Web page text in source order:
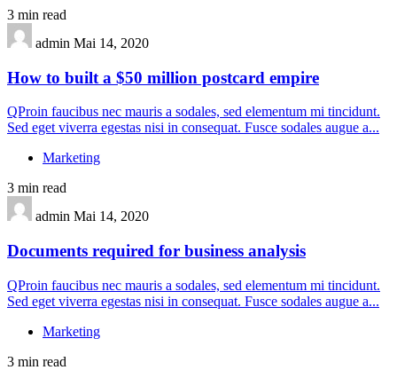
3 min read
admin Mai 14, 2020
How to built a $50 million postcard empire
QProin faucibus nec mauris a sodales, sed elementum mi tincidunt.
Sed eget viverra egestas nisi in consequat. Fusce sodales augue a...
Marketing
3 min read
admin Mai 14, 2020
Documents required for business analysis
QProin faucibus nec mauris a sodales, sed elementum mi tincidunt.
Sed eget viverra egestas nisi in consequat. Fusce sodales augue a...
Marketing
3 min read